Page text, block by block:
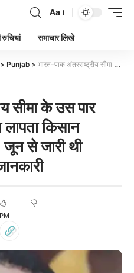
Aa
रुचियां समाचार लिखे
> Punjab > भारत-पाक अंतरराष्ट्रीय सीमा के उस पार अपनी खेती के लिए गया लापता किसान पाकिस्तान में मिला: 21 जून से जारी थी तलाश,बीएसएफ ने दी जानकारी
सीमा के उस पार
किसान
जून से जारी थी